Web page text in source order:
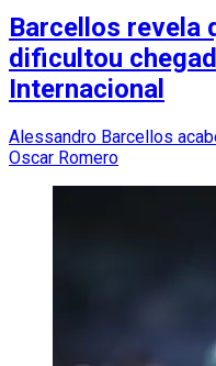
Barcellos revela
dificultou
Internacional
Alessandro Barcellos
Oscar Romero